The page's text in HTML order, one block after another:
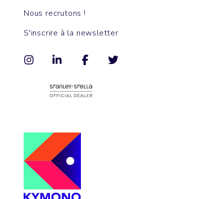
Nous recrutons !
S'inscrire à la newsletter